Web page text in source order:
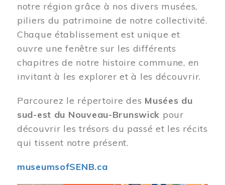
notre région grâce à nos divers musées,
piliers du patrimoine de notre collectivité.
Chaque établissement est unique et
ouvre une fenêtre sur les différents
chapitres de notre histoire commune, en
invitant à les explorer et à les découvrir.
Parcourez le répertoire des Musées du
sud-est du Nouveau-Brunswick pour
découvrir les trésors du passé et les récits
qui tissent notre présent.
museumsofSENB.ca